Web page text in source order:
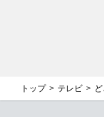
トップ テレビ